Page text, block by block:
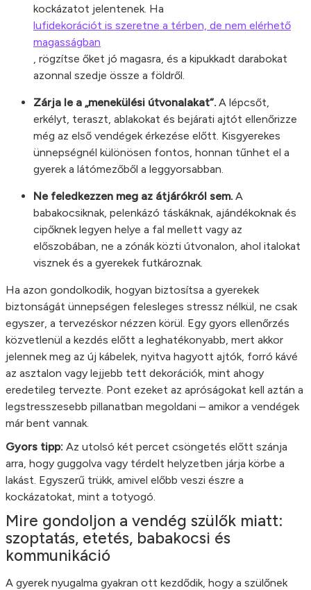
kockázatot jelentenek. Ha
lufidekorációt is szeretne a térben, de nem elérhető
magasságban
, rögzítse őket jó magasra, és a kipukkadt darabokat
azonnal szedje össze a földről.
Zárja le a „menekülési útvonalakat“. A lépcsőt,
erkélyt, teraszt, ablakokat és bejárati ajtót ellenőrizze
még az első vendégek érkezése előtt. Kisgyerekes
ünnepségnél különösen fontos, honnan tűnhet el a
gyerek a látómezőből a leggyorsabban.
Ne feledkezzen meg az átjárókról sem. A
babakocsiknak, pelenkázó táskáknak, ajándékoknak és
cipőknek legyen helye a fal mellett vagy az
előszobában, ne a zónák közti útvonalon, ahol italokat
visznek és a gyerekek futkároznak.
Ha azon gondolkodik, hogyan biztosítsa a gyerekek
biztonságát ünnepségen felesleges stressz nélkül, ne csak
egyszer, a tervezéskor nézzen körül. Egy gyors ellenőrzés
közvetlenül a kezdés előtt a leghatékonyabb, mert akkor
jelennek meg az új kábelek, nyitva hagyott ajtók, forró kávé
az asztalon vagy lejjebb tett dekorációk, mint ahogy
eredetileg tervezte. Pont ezeket az apróságokat kell aztán a
legstresszesebb pillanatban megoldani – amikor a vendégek
már bent vannak.
Gyors tipp: Az utolsó két percet csöngetés előtt szánja
arra, hogy guggolva vagy térdelt helyzetben járja körbe a
lakást. Egyszerű trükk, amivel előbb veszi észre a
kockázatokat, mint a totyogó.
Mire gondoljon a vendég szülők miatt:
szoptatás, etetés, babakocsi és
kommunikáció
A gyerek nyugalma gyakran ott kezdődik, hogy a szülőnek